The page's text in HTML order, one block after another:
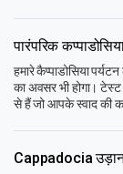
पारंपरिक
हमारे कैप्पाडोसिया
का अवसर भी होगा।
से हैं जो आपके स्वाद की
Cappadocia